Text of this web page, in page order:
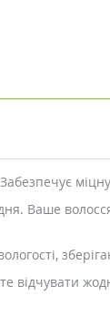
Ваше
відчувати